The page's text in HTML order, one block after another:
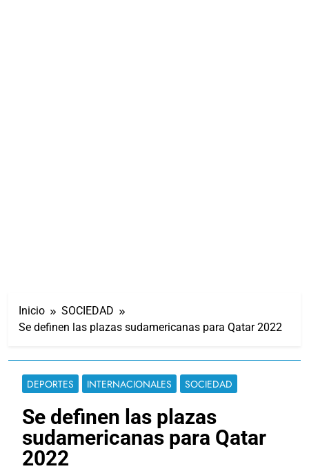
Inicio
SOCIEDAD
Se definen las plazas sudamericanas para Qatar 2022
DEPORTES INTERNACIONALES SOCIEDAD
Se definen las plazas
sudamericanas para Qatar
2022